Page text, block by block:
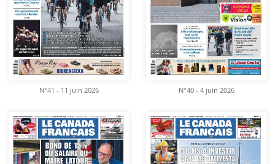
N°41 - 11 juin 2026 N°40 - 4 juin 2026